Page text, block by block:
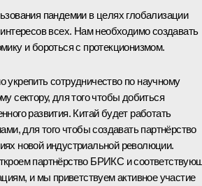
пандемии в целях глобализации
всех. Нам необходимо создавать
и бороться с протекционизмом.
укрепить сотрудничество по научному
сектору, для того чтобы добиться
развития. Китай будет работать
для того чтобы создавать партнёрство
новой индустриальной революции.
партнёрство БРИКС и
и мы приветствуем активное участие